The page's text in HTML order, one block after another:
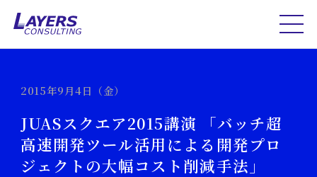
2015年9月4日（金）
JUASスクエア2015講演 「バッチ超
高速開発ツール活用による開発プロ
ジェクトの大幅コスト削減手法」